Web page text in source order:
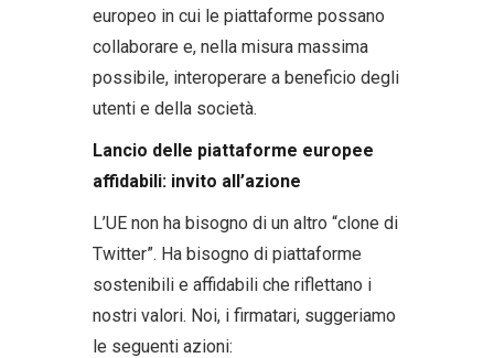
europeo in cui le piattaforme possano
collaborare e, nella misura massima
possibile, interoperare a beneficio degli
utenti e della società.
Lancio delle piattaforme europee
affidabili: invito all’azione
L’UE non ha bisogno di un altro “clone di
Twitter”. Ha bisogno di piattaforme
sostenibili e affidabili che riflettano i
nostri valori. Noi, i firmatari, suggeriamo
le seguenti azioni: